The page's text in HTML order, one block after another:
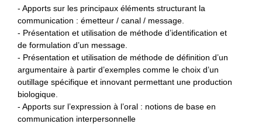
- Apports sur les principaux éléments structurant la
communication : émetteur / canal / message.
- Présentation et utilisation de méthode d’identification et
de formulation d’un message.
- Présentation et utilisation de méthode de définition d’un
argumentaire à partir d’exemples comme le choix d’un
outillage spécifique et innovant permettant une production
biologique.
- Apports sur l’expression à l’oral : notions de base en
communication interpersonnelle